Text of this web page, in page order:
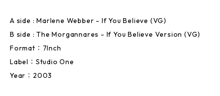
A side : Marlene Webber - If You Believe (VG)
B side : The Morgannares - If You Believe Version (VG)
Format：7Inch
Label：Studio One
Year：2003